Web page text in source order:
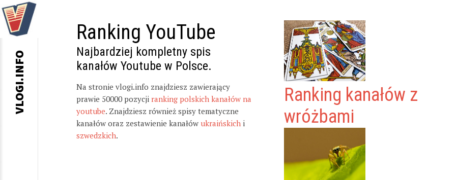
Ranking YouTube
Najbardziej kompletny spis
kanałów Youtube w Polsce.
Na stronie vlogi.info znajdziesz zawierający
prawie 50000 pozycji ranking polskich kanałów na
youtube. Znajdziesz również spisy tematyczne
kanałów oraz zestawienie kanałów ukraińskich i
szwedzkich.
Ranking kanałów z
wróżbami
VLOGI.INFO